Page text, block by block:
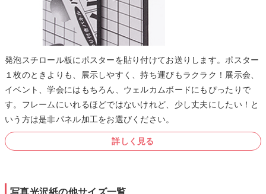
発泡スチロール板にポスターを貼り付けてお送りします。ポスター
１枚のときよりも、展示しやすく、持ち運びもラクラク！展示会、
イベント、学会にはもちろん、ウェルカムボードにもぴったりで
す。フレームにいれるほどではないけれど、少し丈夫にしたい！と
いう方は是非パネル加工をお選びください。
詳しく見る
写真光沢紙の他サイズ一覧